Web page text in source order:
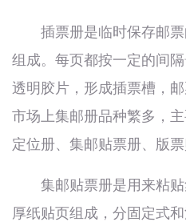
插票册是临时保存邮票
组成。每页都按一定的间
透明胶片，形成插票槽，
市场上集邮册品种繁多，
定位册、集邮贴票册、版
集邮贴票册是用来粘贴
厚纸贴页组成，分固定式